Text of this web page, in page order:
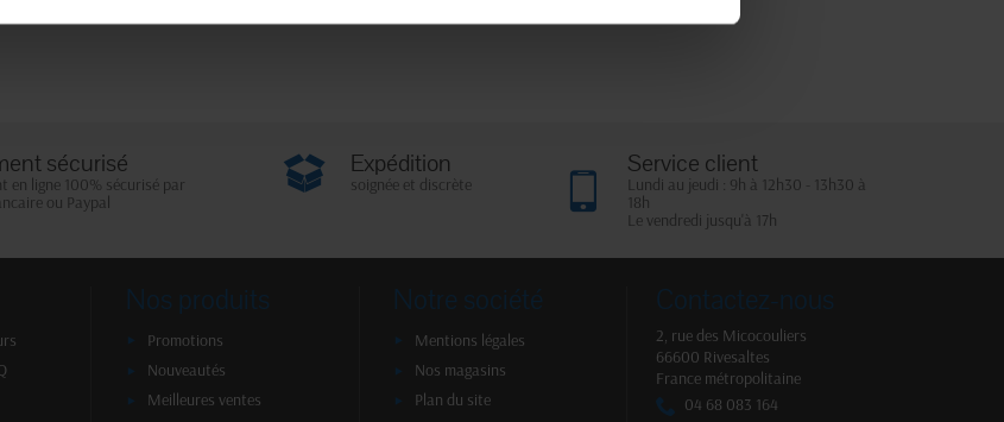
sécurisé
en ligne 100% sécurisé par
ou Paypal
Expédition
soignée et discrète
Service client
Lundi au jeudi : 9h à 12h30 - 13h30 à
18h
Le vendredi jusqu'à 17h
Nos produits
Promotions
Nouveautés
Meilleures ventes
Notre société
Mentions légales
Nos magasins
Plan du site
Contactez-nous
2, rue des Micocouliers
66600 Rivesaltes
France métropolitaine
04 68 083 164